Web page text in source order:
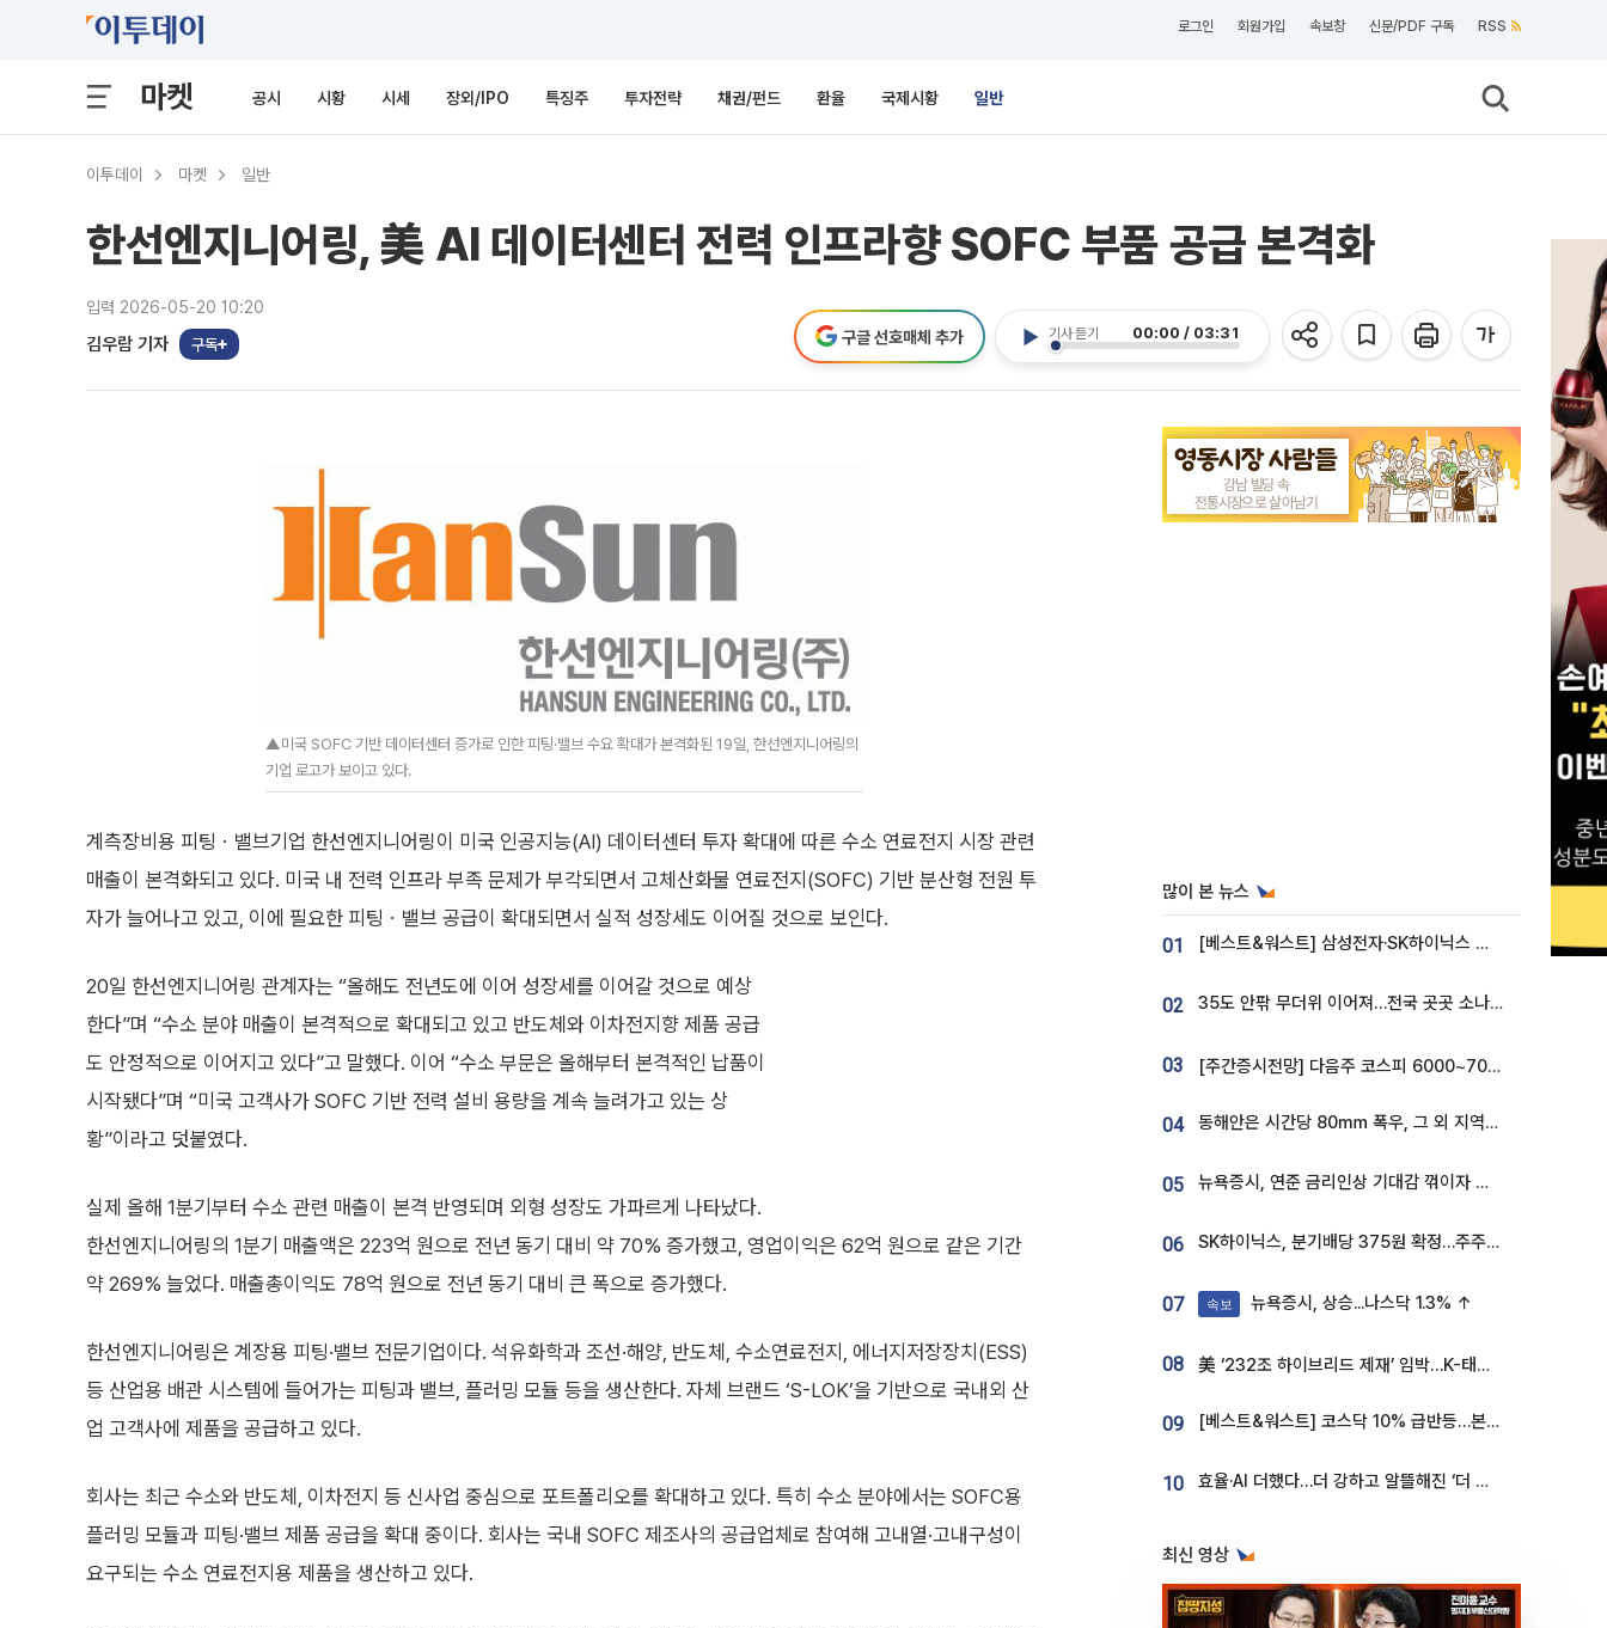
로그인 회원가입 속보창 신문/PDF 구독 RSS
마켓 공시 시황 시세 장외/IPO 특징주 투자전략 채권/펀드 환율 국제시황 일반
이투데이 마켓 일반
한선엔지니어링, 美 AI 데이터센터 전력 인프라향 SOFC 부품 공급 본격화
입력 2026-05-20 10:20
김우람 기자 구독
기사 듣기 00:00 / 03:31
구글 선호매체 추가
▲미국 SOFC 기반 데이터센터 증가로 인한 피팅·밸브 수요 확대가 본격화된 19일, 한선엔지니어링의
기업 로고가 보이고 있다.
계측장비용 피팅ㆍ밸브기업 한선엔지니어링이 미국 인공지능(AI) 데이터센터 투자 확대에 따른 수소 연료전지 시장 관련
매출이 본격화되고 있다. 미국 내 전력 인프라 부족 문제가 부각되면서 고체산화물 연료전지(SOFC) 기반 분산형 전원 투
자가 늘어나고 있고, 이에 필요한 피팅ㆍ밸브 공급이 확대되면서 실적 성장세도 이어질 것으로 보인다.
20일 한선엔지니어링 관계자는 “올해도 전년도에 이어 성장세를 이어갈 것으로 예상
한다”며 “수소 분야 매출이 본격적으로 확대되고 있고 반도체와 이차전지향 제품 공급
도 안정적으로 이어지고 있다”고 말했다. 이어 “수소 부문은 올해부터 본격적인 납품이
시작됐다”며 “미국 고객사가 SOFC 기반 전력 설비 용량을 계속 늘려가고 있는 상
황”이라고 덧붙였다.
실제 올해 1분기부터 수소 관련 매출이 본격 반영되며 외형 성장도 가파르게 나타났다.
한선엔지니어링의 1분기 매출액은 223억 원으로 전년 동기 대비 약 70% 증가했고, 영업이익은 62억 원으로 같은 기간
약 269% 늘었다. 매출총이익도 78억 원으로 전년 동기 대비 큰 폭으로 증가했다.
한선엔지니어링은 계장용 피팅·밸브 전문기업이다. 석유화학과 조선·해양, 반도체, 수소연료전지, 에너지저장장치(ESS)
등 산업용 배관 시스템에 들어가는 피팅과 밸브, 플러밍 모듈 등을 생산한다. 자체 브랜드 ‘S-LOK’을 기반으로 국내외 산
업 고객사에 제품을 공급하고 있다.
회사는 최근 수소와 반도체, 이차전지 등 신사업 중심으로 포트폴리오를 확대하고 있다. 특히 수소 분야에서는 SOFC용
플러밍 모듈과 피팅·밸브 제품 공급을 확대 중이다. 회사는 국내 SOFC 제조사의 공급업체로 참여해 고내열·고내구성이
요구되는 수소 연료전지용 제품을 생산하고 있다.
많이 본 뉴스
01 [베스트&워스트] 삼성전자·SK하이닉스 밀린 한 주…상상인증권은 85% 급등
02 35도 안팎 무더위 이어져…전국 곳곳 소나기 [오늘 날씨]
03 [주간증시전망] 다음주 코스피 6000~7000⋯“外人 수급은 정책이 변수”
04 동해안은 시간당 80㎜ 폭우, 그 외 지역은 폭염…‘극과 극 날씨’
05 뉴욕증시, 연준 금리인상 기대감 꺾이자 상승...S&P500 사상 최고치 [종합]
06 SK하이닉스, 분기배당 375원 확정…주주환원책 9월로 앞당겨 발표
07 속보 뉴욕증시, 상승...나스닥 1.3% ↑
08 美 ‘232조 하이브리드 제재’ 임박…K-태양광, 불확실성 털고 날개 다나
09 [베스트&워스트] 코스닥 10% 급반등…본느, 최대주주 변경 기대에 270% 폭등
10 효율·AI 더했다…더 강하고 알뜰해진 ‘더 뉴 그랜저 하이브리드’ [ET의 모빌리티]
최신 영상